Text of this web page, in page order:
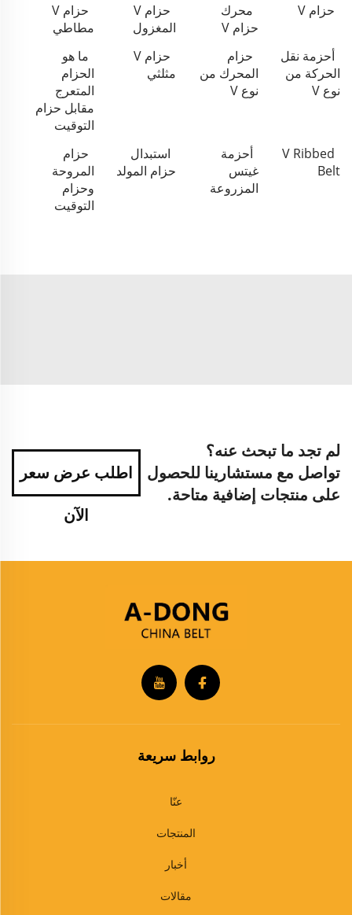
حزام V
محرك
حزام V
حزام V
المغزول
حزام V
مطاطي
أحزمة نقل
الحركة من
نوع V
حزام
المحرك من
نوع V
حزام V
مثلثي
ما هو
الحزام
المتعرج
مقابل حزام
التوقيت
V Ribbed
Belt
أحزمة
غيتس
المزروعة
استبدال
حزام المولد
حزام
المروحة
وحزام
التوقيت
لم تجد ما تبحث عنه؟
تواصل مع مستشارينا للحصول
على منتجات إضافية متاحة.
اطلب عرض سعر
الآن
روابط سريعة
عنّا
المنتجات
أخبار
مقالات